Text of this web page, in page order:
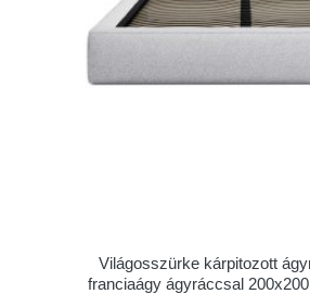
Világosszürke kárpitozott
franciaágy ágyráccsal